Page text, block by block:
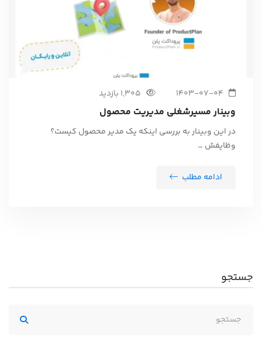
1403-07-04 1,305 بازدید
وبینار مسیرشغلی مدیریت محصول
در این وبینار به بررسی اینکه یک مدیر محصول کیست؟
وظایفش …
ادامه مطلب
جستجو